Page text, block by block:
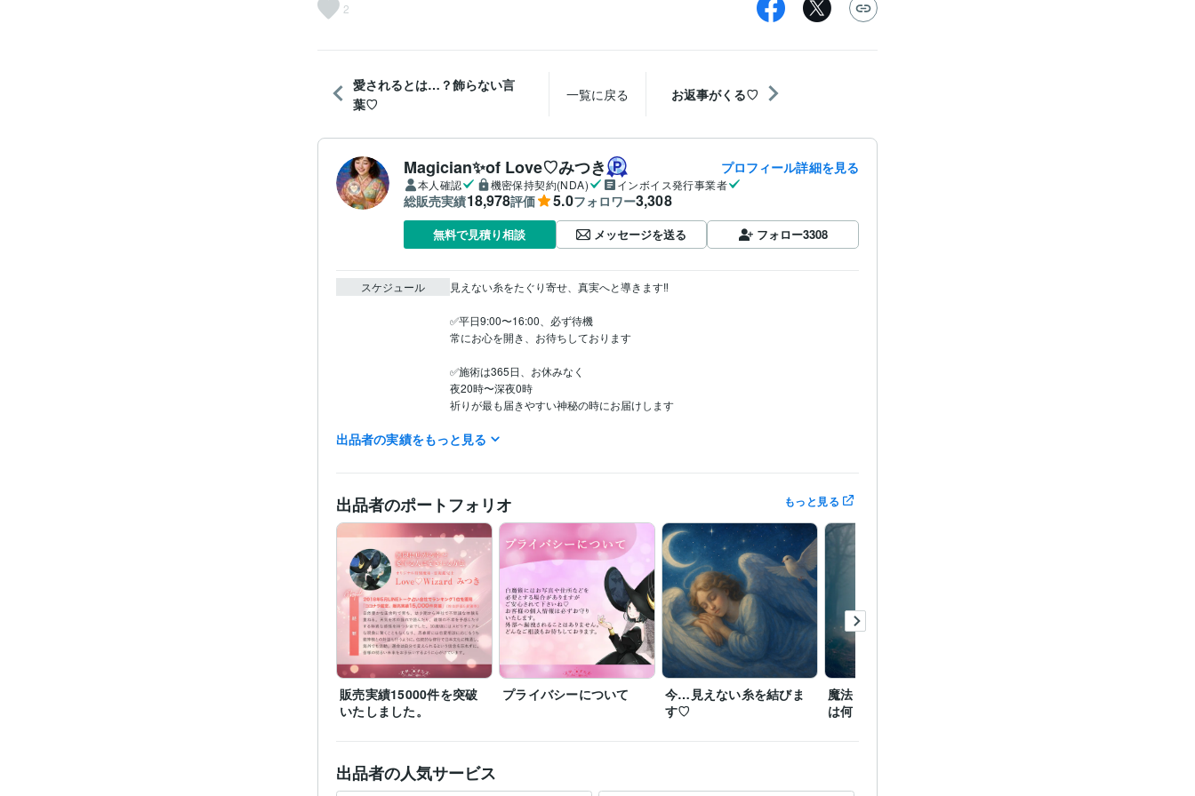
2
愛されるとは…？飾らない言
葉♡
一覧に戻る お返事がくる♡
Magician✨of Love♡みつき プロフィール詳細を見る
本人確認 機密保持契約(NDA) インボイス発行事業者
総販売実績18,978評価 5.0フォロワー3,308
無料で見積り相談 メッセージを送る フォロー3308
スケジュール 見えない糸をたぐり寄せ、真実へと導きます‼️
✅平日9:00〜16:00、必ず待機
常にお心を開き、お待ちしております
✅施術は365日、お休みなく
夜20時〜深夜0時
祈りが最も届きやすい神秘の時にお届けします
✅ココナラ累計18,000件突破‼️
平均評価は4.96以上‼️
受け取ってくださる皆さまから、最高評価を多数いただいております。
〜完全ヴィーガン・断食・滝行…そして日々の修行〜
魂を研ぎ澄ませるための祈りの鍛錬を
この瞬間も続けています
私の施術は、東京…または、アーサー王の聖地…
イギリス・ティンタジェルの修行場より
《リピーター様もご歓迎‼️》
出品者の実績をもっと見る
出品者のポートフォリオ もっと見る
販売実績15000件を突破
いたしました。
プライバシーについて
今…見えない糸を結びま
す♡
魔法って何？遠隔魔術と
は何？
出品者の人気サービス